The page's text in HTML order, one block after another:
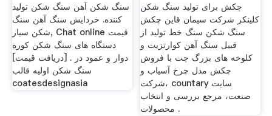
سنگ شکن آهن سنگ شکن تولید
کننده. خردايش سنگ آهن سنگ
شکن سيار, Chat online قیمت
دستگاه های سنگ شکن کوره
دوار و عمود در . [دریافت قیمت]
سنگ شکن اولیه قالب
coatesdesignasia
چکش برای تولید سنگ شکن
کلینکر شرکت سیمان قاین چکش
سنگ شکن سنگ خط تولید از
قبیل سنگ آهن کوارتزیت و
کلوخه های بزرگ چت با فروش
چکش مدل چرخ آسیاب و
شرکت، countary سایت
صنعت، مرجع بررسی و انتخاب
محصولات .